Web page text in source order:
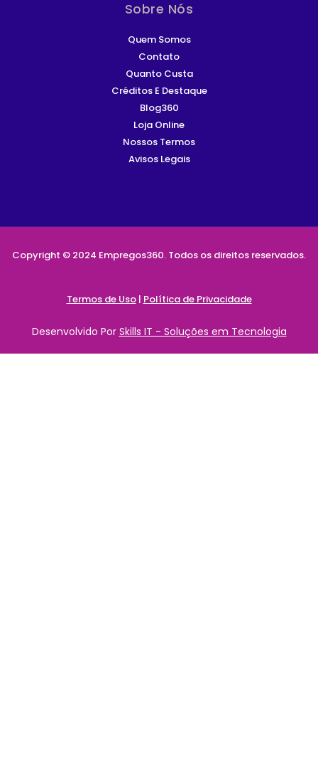
Sobre Nós
Quem Somos
Contato
Quanto Custa
Créditos E Destaque
Blog360
Loja Online
Nossos Termos
Avisos Legais
Copyright © 2024 Empregos360. Todos os direitos reservados.
Termos de Uso| Política de Privacidade
Desenvolvido Por Skills IT - Soluções em Tecnologia